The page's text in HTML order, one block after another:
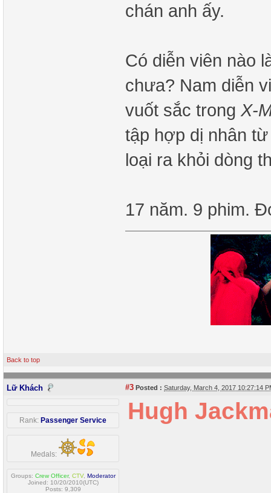
chán anh ấy.
Có diễn viên nào
chưa? Nam diễn
vuốt sắc trong X-
tập hợp dị nhân
loại ra khỏi dòng
17 năm. 9 phim.
Back to top
Lữ Khách #3 Posted : Saturday, March 4, 2017 10:27:14
Rank: Passenger Service
Medals:
Groups: Crew Officer, CTV, Moderator
Joined: 10/20/2010(UTC)
Posts: 9,309
Hugh